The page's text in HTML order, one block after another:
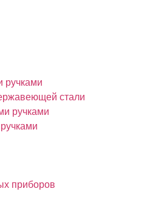
ручками
стали
ручками
приборов